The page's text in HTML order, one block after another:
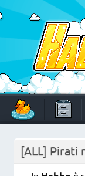
Skip
to
content
Un viaggio di pixel!
[ALL] Pirati